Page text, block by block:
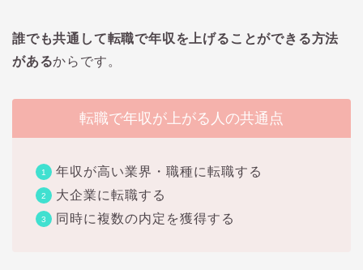
誰でも共通して転職で年収を上げることができる方法
があるからです。
転職で年収が上がる人の共通点
年収が高い業界・職種に転職する
大企業に転職する
同時に複数の内定を獲得する